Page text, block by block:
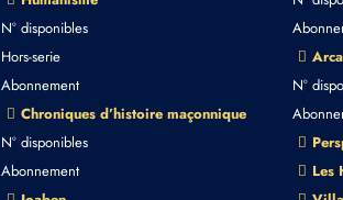
N° disponibles
Hors-serie
Abonnement
Chroniques d’histoire maçonnique
N° disponibles
Abonnement
N°
Les